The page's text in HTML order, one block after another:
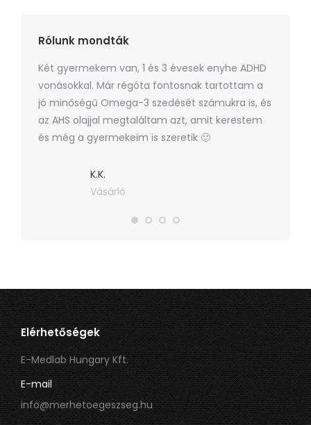
Rólunk mondták
Két gyermekem van, 1 és 3 évesek enyhe ADHD
vonásokkal. Már régóta fontosnak tartottam a
jó minőségű Omega-3 szedését számukra is, és
az AHS olajjal megtaláltam azt, amit kerestem
és még a gyermekeim is szeretik 🙂
K.K.
Vásárló
Elérhetőségek
E-Medlab Hungary Kft.
E-mail
info@merhetoegeszseg.hu